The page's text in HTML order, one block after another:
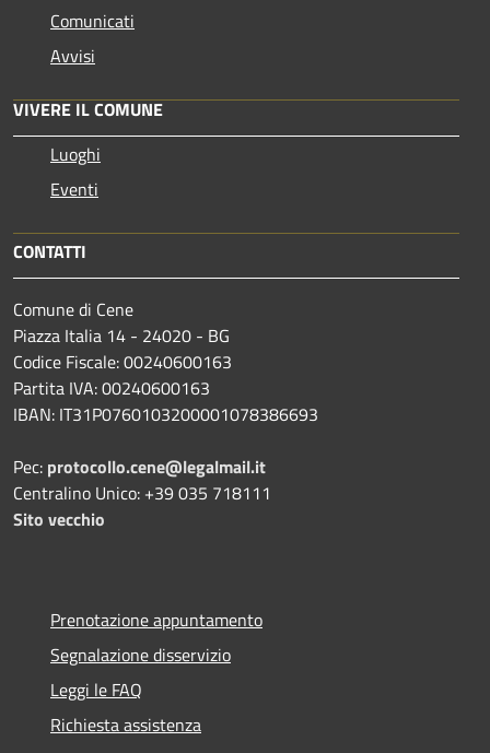
Comunicati
Avvisi
VIVERE IL COMUNE
Luoghi
Eventi
CONTATTI
Comune di Cene
Piazza Italia 14 - 24020 - BG
Codice Fiscale: 00240600163
Partita IVA: 00240600163
IBAN: IT31P0760103200001078386693
Pec: protocollo.cene@legalmail.it
Centralino Unico: +39 035 718111
Sito vecchio
Prenotazione appuntamento
Segnalazione disservizio
Leggi le FAQ
Richiesta assistenza